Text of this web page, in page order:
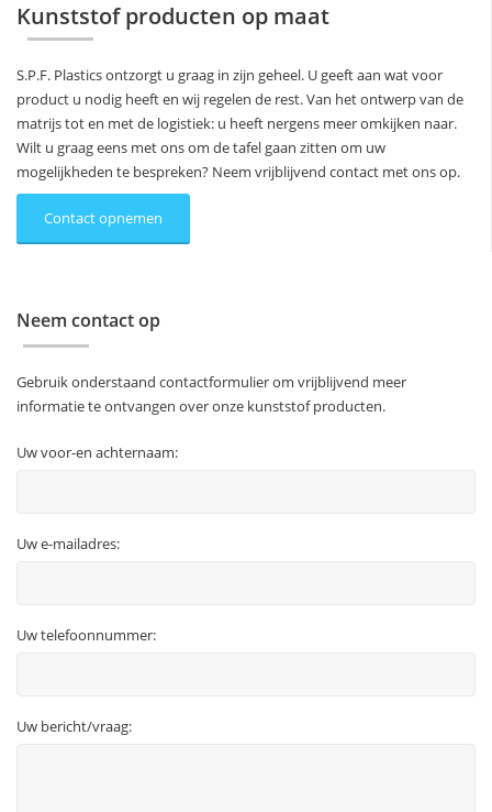
Kunststof producten op maat
S.P.F. Plastics ontzorgt u graag in zijn geheel. U geeft aan wat voor
product u nodig heeft en wij regelen de rest. Van het ontwerp van de
matrijs tot en met de logistiek: u heeft nergens meer omkijken naar.
Wilt u graag eens met ons om de tafel gaan zitten om uw
mogelijkheden te bespreken? Neem vrijblijvend contact met ons op.
Contact opnemen
Neem contact op
Gebruik onderstaand contactformulier om vrijblijvend meer
informatie te ontvangen over onze kunststof producten.
Uw voor-en achternaam:
Uw e-mailadres:
Uw telefoonnummer:
Uw bericht/vraag: